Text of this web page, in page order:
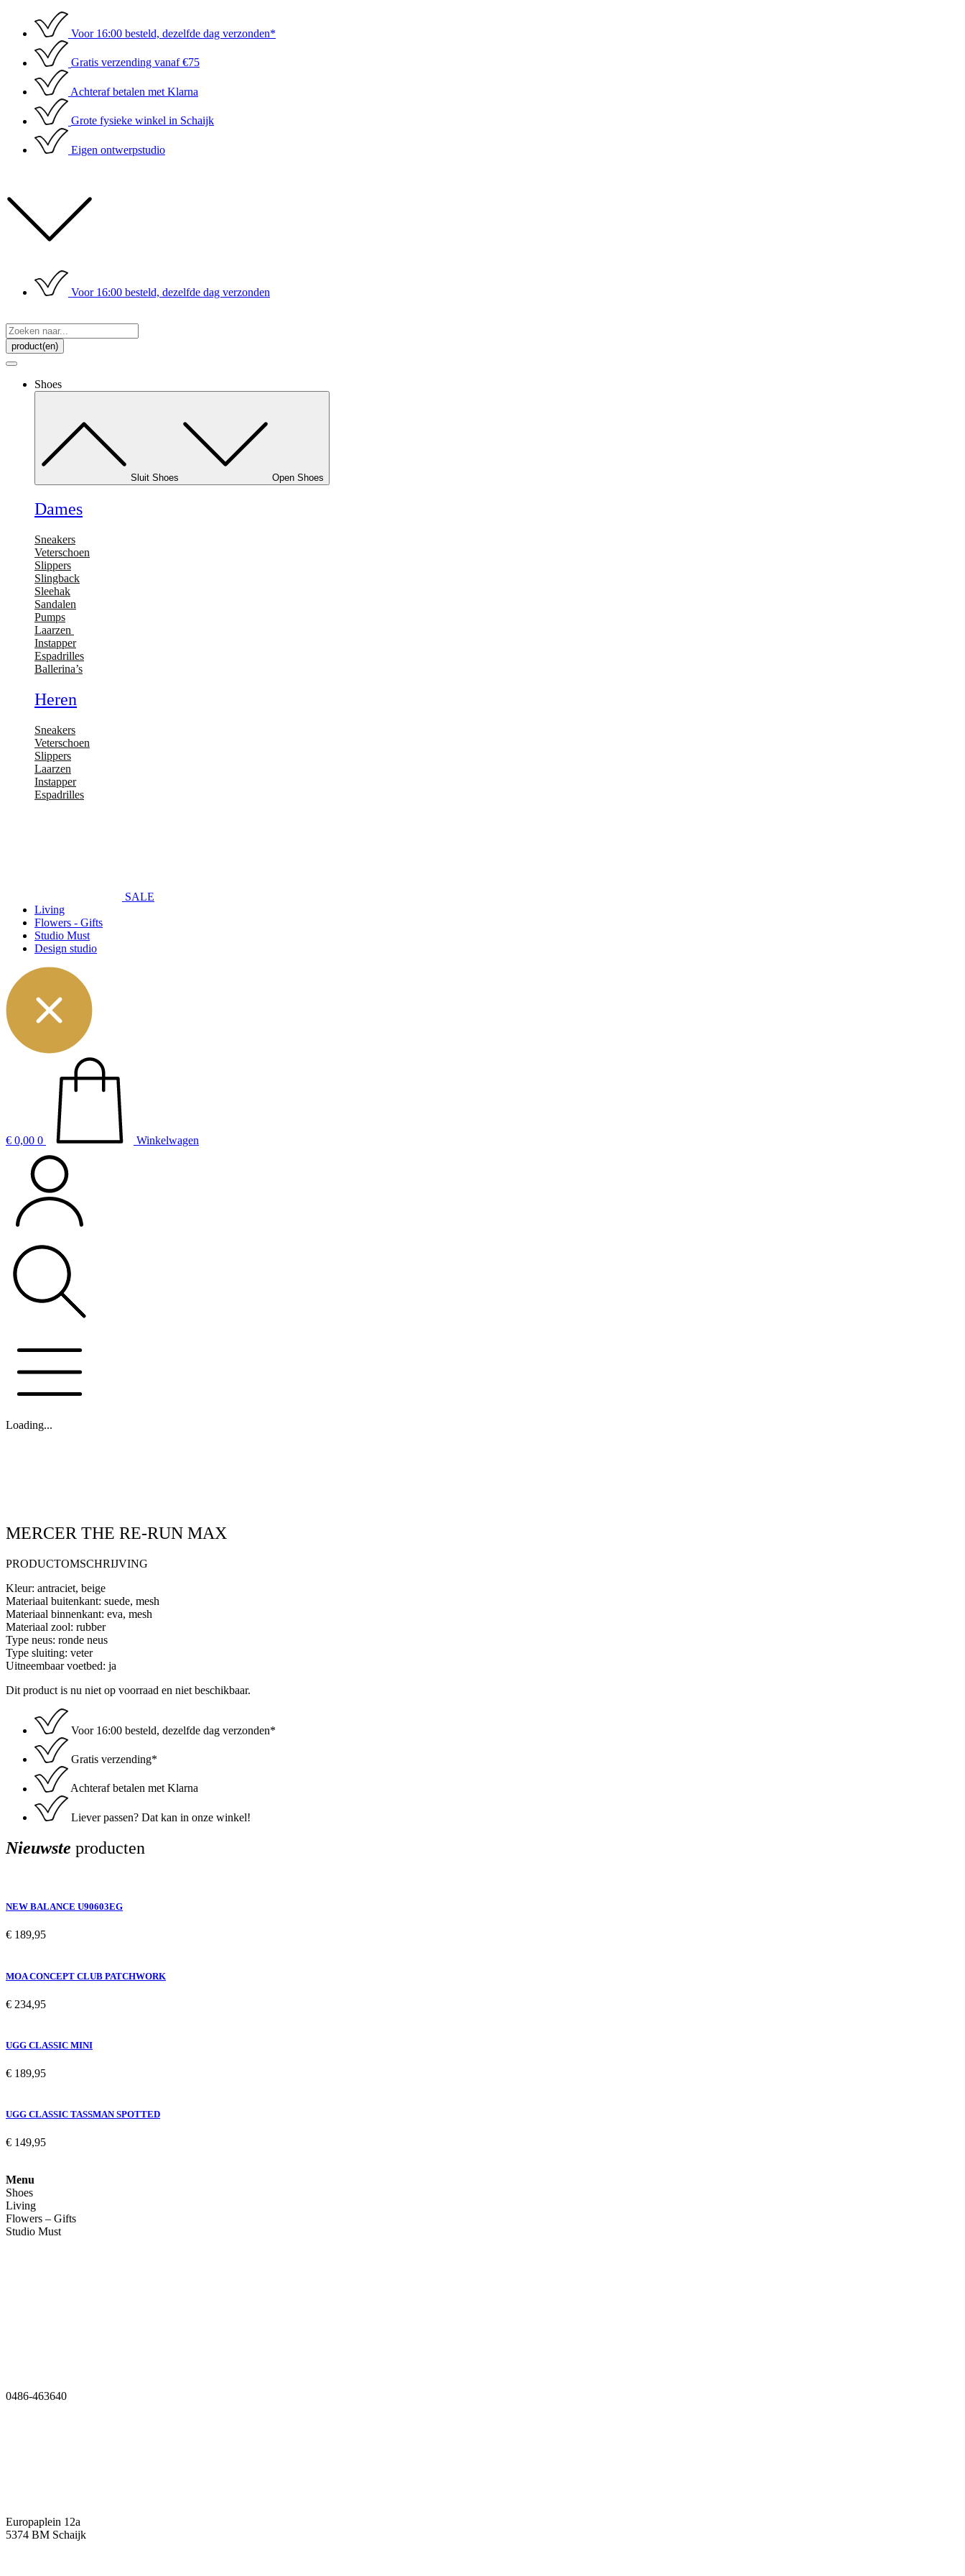
naar
inhoud
Voor 16:00 besteld, dezelfde dag verzonden*
Gratis verzending vanaf €75
Achteraf betalen met Klarna
Grote fysieke winkel in Schaijk
Eigen ontwerpstudio
Voor 16:00 besteld, dezelfde dag verzonden
Search
...product(en)
Shoes
Sluit Shoes Open Shoes
Dames
Sneakers
Veterschoen
Slippers
Slingback
Sleehak
Sandalen
Pumps
Laarzen
Instapper
Espadrilles
Ballerina’s
Heren
Sneakers
Veterschoen
Slippers
Laarzen
Instapper
Espadrilles
SALE
Living
Flowers - Gifts
Studio Must
Design studio
€ 0,00 0 Winkelwagen
Loading...
MERCER THE RE-RUN MAX
PRODUCTOMSCHRIJVING
Kleur: antraciet, beige
Materiaal buitenkant: suede, mesh
Materiaal binnenkant: eva, mesh
Materiaal zool: rubber
Type neus: ronde neus
Type sluiting: veter
Uitneembaar voetbed: ja
Dit product is nu niet op voorraad en niet beschikbaar.
Voor 16:00 besteld, dezelfde dag verzonden*
Gratis verzending*
Achteraf betalen met Klarna
Liever passen? Dat kan in onze winkel!
Nieuwste producten
NEW BALANCE U90603EG
€ 189,95
MOA CONCEPT CLUB PATCHWORK
€ 234,95
UGG CLASSIC MINI
€ 189,95
UGG CLASSIC TASSMAN SPOTTED
€ 149,95
Menu
Shoes
Living
Flowers – Gifts
Studio Must
0486-463640
Europaplein 12a
5374 BM Schaijk